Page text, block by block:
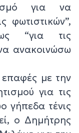
για να
φωτιστικών”,
“για τις
ανακοινώσω
με την
για τις
γήπεδα τένις
ο Δημήτρης